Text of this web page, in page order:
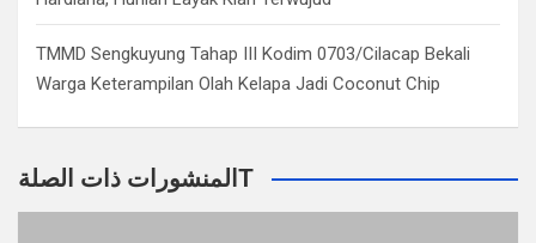
TMMD Sengkuyung Tahap III Kodim 0703/Cilacap Bekali
Warga Keterampilan Olah Kelapa Jadi Coconut Chip
المنشورات ذات الصلةT